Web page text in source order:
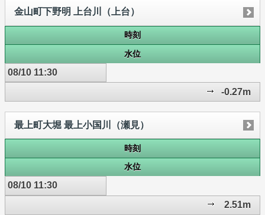
金山町下野明 上台川（上台）
時刻
水位
08/10 11:30
-0.27m
最上町大堀 最上小国川（瀬見）
時刻
水位
08/10 11:30
2.51m